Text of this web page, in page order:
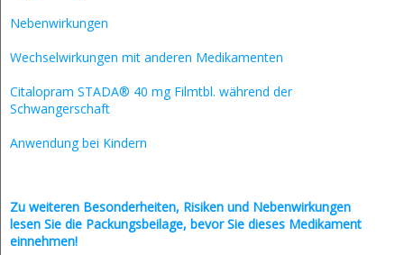
Nebenwirkungen
Wechselwirkungen mit anderen Medikamenten
Citalopram STADA® 40 mg Filmtbl. während der
Schwangerschaft
Anwendung bei Kindern
Zu weiteren Besonderheiten, Risiken und Nebenwirkungen
lesen Sie die Packungsbeilage, bevor Sie dieses Medikament
einnehmen!